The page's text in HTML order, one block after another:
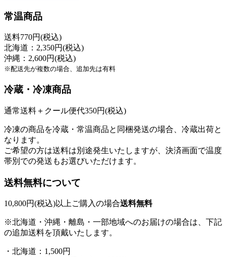
常温商品
送料770円(税込)
北海道：2,350円(税込)
沖縄：2,600円(税込)
※配送先が複数の場合、追加先は有料
冷蔵・冷凍商品
通常送料＋クール便代350円(税込)
冷凍の商品を冷蔵・常温商品と同梱発送の場合、冷蔵出荷と
なります。
ご希望の方は送料は別途発生いたしますが、決済画面で温度
帯別での発送もお選びいただけます。
送料無料について
10,800円(税込)以上ご購入の場合送料無料
※北海道・沖縄・離島・一部地域へのお届けの場合は、下記
の追加送料を頂戴いたします。
・北海道：1,500円